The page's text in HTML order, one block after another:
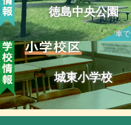
徳島中央公園
車で
城東小学校